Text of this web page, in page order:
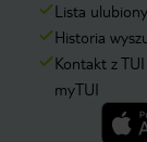
Lista
Historia
Kontakt z
myTUI